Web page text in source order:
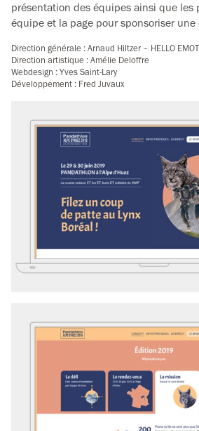
présentation des équipes ainsi que les
équipe et la page pour sponsoriser une
Direction générale : Arnaud Hiltzer – HELLO
Direction artistique : Amélie Deloffre
Webdesign : Yves Saint-Lary
Développement : Fred Juvaux